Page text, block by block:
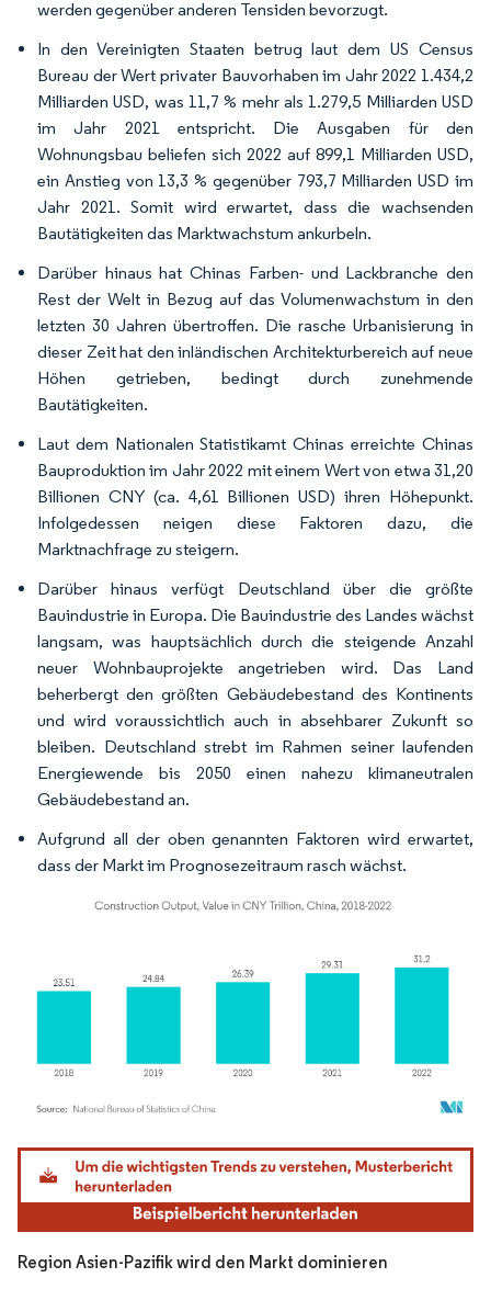
werden gegenüber anderen Tensiden bevorzugt.
In den Vereinigten Staaten betrug laut dem US Census
Bureau der Wert privater Bauvorhaben im Jahr 2022 1.434,2
Milliarden USD, was 11,7 % mehr als 1.279,5 Milliarden USD
im Jahr 2021 entspricht. Die Ausgaben für den
Wohnungsbau beliefen sich 2022 auf 899,1 Milliarden USD,
ein Anstieg von 13,3 % gegenüber 793,7 Milliarden USD im
Jahr 2021. Somit wird erwartet, dass die wachsenden
Bautätigkeiten das Marktwachstum ankurbeln.
Darüber hinaus hat Chinas Farben- und Lackbranche den
Rest der Welt in Bezug auf das Volumenwachstum in den
letzten 30 Jahren übertroffen. Die rasche Urbanisierung in
dieser Zeit hat den inländischen Architekturbereich auf neue
Höhen getrieben, bedingt durch zunehmende
Bautätigkeiten.
Laut dem Nationalen Statistikamt Chinas erreichte Chinas
Bauproduktion im Jahr 2022 mit einem Wert von etwa 31,20
Billionen CNY (ca. 4,61 Billionen USD) ihren Höhepunkt.
Infolgedessen neigen diese Faktoren dazu, die
Marktnachfrage zu steigern.
Darüber hinaus verfügt Deutschland über die größte
Bauindustrie in Europa. Die Bauindustrie des Landes wächst
langsam, was hauptsächlich durch die steigende Anzahl
neuer Wohnbauprojekte angetrieben wird. Das Land
beherbergt den größten Gebäudebestand des Kontinents
und wird voraussichtlich auch in absehbarer Zukunft so
bleiben. Deutschland strebt im Rahmen seiner laufenden
Energiewende bis 2050 einen nahezu klimaneutralen
Gebäudebestand an.
Aufgrund all der oben genannten Faktoren wird erwartet,
dass der Markt im Prognosezeitraum rasch wächst.
Bild © Mordor Intelligence. Wiederverwendung erfordert Namensnennung gemäß
Region Asien-Pazifik wird den Markt dominieren